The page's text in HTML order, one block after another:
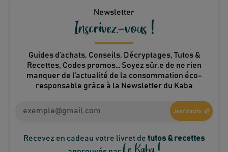
Newsletter
Inscrivez-vous !
Guides d’achats, Conseils, Décryptages, Tutos &
Recettes, Codes promos… Soyez sûr.e de ne rien
manquer de l’actualité de la consommation éco-
responsable grâce à la Newsletter du Kaba
Je m'inscris
Recevez en cadeau votre livret de tutos & recettes
Le Kaba !